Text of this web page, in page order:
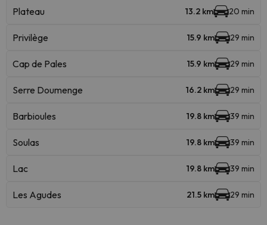
Plateau 13.2 km 20 min
Privilège 15.9 km 29 min
Cap de Pales 15.9 km 29 min
Serre Doumenge 16.2 km 29 min
Barbioules 19.8 km 39 min
Soulas 19.8 km 39 min
Lac 19.8 km 39 min
Les Agudes 21.5 km 29 min